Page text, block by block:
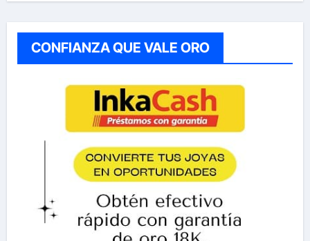
CONFIANZA QUE VALE ORO